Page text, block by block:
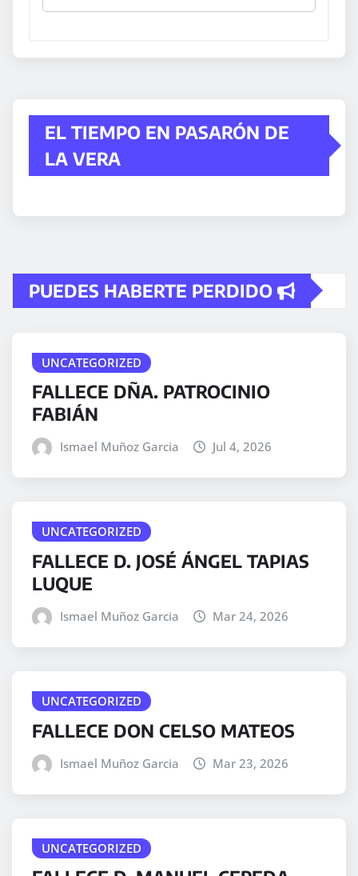
EL TIEMPO EN PASARÓN DE
LA VERA
PUEDES HABERTE PERDIDO
UNCATEGORIZED
FALLECE DÑA. PATROCINIO
FABIÁN
Ismael Muñoz Garcia Jul 4, 2026
UNCATEGORIZED
FALLECE D. JOSÉ ÁNGEL TAPIAS
LUQUE
Ismael Muñoz Garcia Mar 24, 2026
UNCATEGORIZED
FALLECE DON CELSO MATEOS
Ismael Muñoz Garcia Mar 23, 2026
UNCATEGORIZED